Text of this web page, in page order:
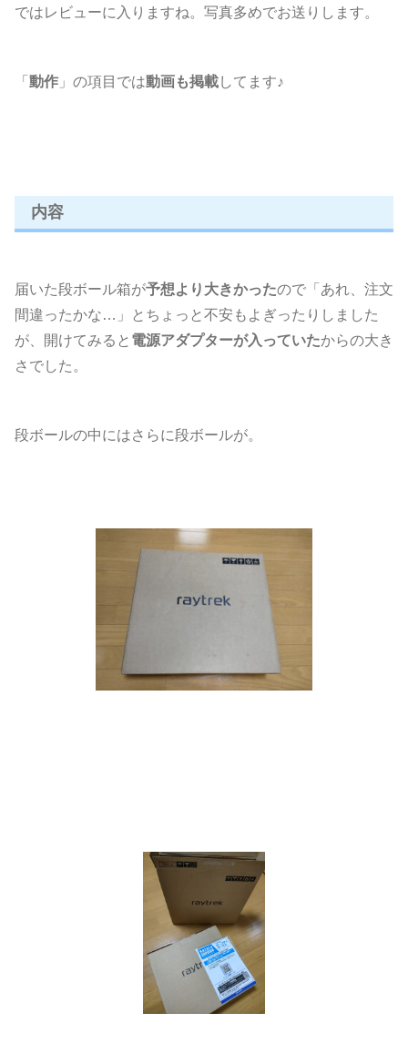
ではレビューに入りますね。写真多めでお送りします。
「 動作 」の項目では動画も掲載してます♪
内容
届いた段ボール箱が予想より大きかったので「あれ、注文
間違ったかな…」とちょっと不安もよぎったりしました
が、開けてみると 電源アダプターが入っていたからの大き
さでした。
段ボールの中にはさらに段ボールが。